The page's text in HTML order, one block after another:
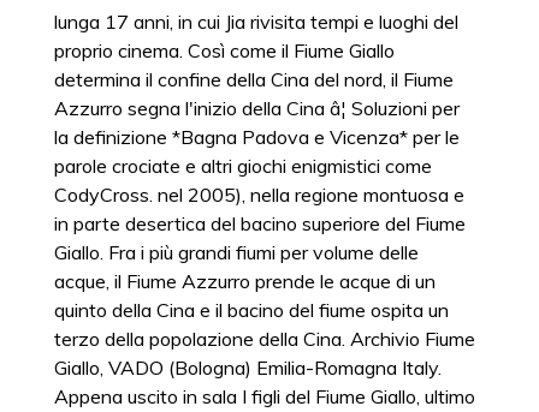
lunga 17 anni, in cui Jia rivisita tempi e luoghi del
proprio cinema. Così come il Fiume Giallo
determina il confine della Cina del nord, il Fiume
Azzurro segna l'inizio della Cina â¦ Soluzioni per
la definizione *Bagna Padova e Vicenza* per le
parole crociate e altri giochi enigmistici come
CodyCross. nel 2005), nella regione montuosa e
in parte desertica del bacino superiore del Fiume
Giallo. Fra i più grandi fiumi per volume delle
acque, il Fiume Azzurro prende le acque di un
quinto della Cina e il bacino del fiume ospita un
terzo della popolazione della Cina. Archivio Fiume
Giallo, VADO (Bologna) Emilia-Romagna Italy.
Appena uscito in sala I figli del Fiume Giallo, ultimo